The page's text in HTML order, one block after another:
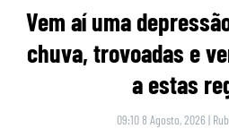
Vem aí uma
chuva, trovoadas e
a estas
09:10 8 Agosto, 2026 |